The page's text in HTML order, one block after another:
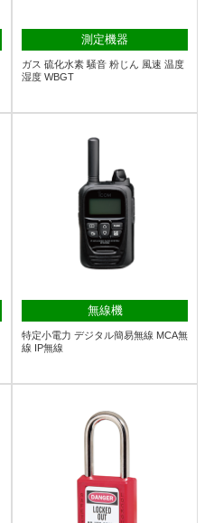
測定機器
ガス 硫化水素 騒音 粉じん 風速 温度
湿度 WBGT
無線機
特定小電力 デジタル簡易無線 MCA無
線 IP無線